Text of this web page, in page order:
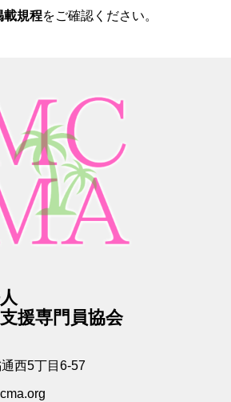
載規程をご確認ください。
援専門員協会
西5丁目6-57